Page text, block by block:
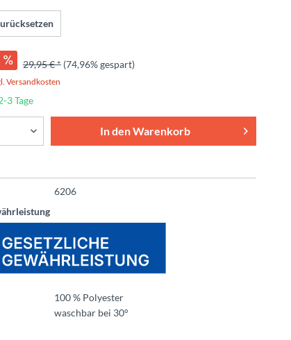
29,95 € * (74,96% gespart)
Versandkosten
3 Tage
In denWarenkorb
6206
100 % Polyester
waschbar bei 30°